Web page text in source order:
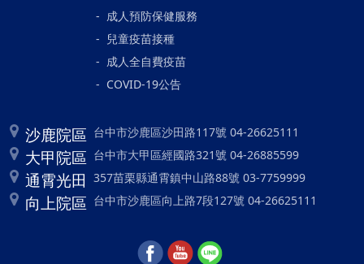
成人預防保健服務
兒童疫苗接種
成人全自費疫苗
COVID-19公告
沙鹿院區 台中市沙鹿區沙田路117號 04-26625111
大甲院區 台中市大甲區經國路321號 04-26885599
通霄光田 357苗栗縣通霄鎮中山路88號 03-7759999
向上院區 台中市沙鹿區向上路7段127號 04-26625111